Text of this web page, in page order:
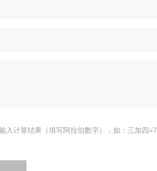
入计算结果（填写阿拉伯数字），如：三加四=7